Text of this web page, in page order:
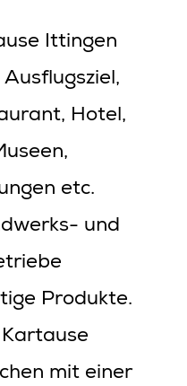
Ittingen
Hotel,
etc.
und
Produkte.
mit einer